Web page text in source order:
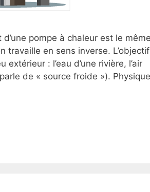
pompe à chaleur est le
travaille en sens inverse. L’objectif
: l’eau d’une rivière, l’air
de « source froide »).